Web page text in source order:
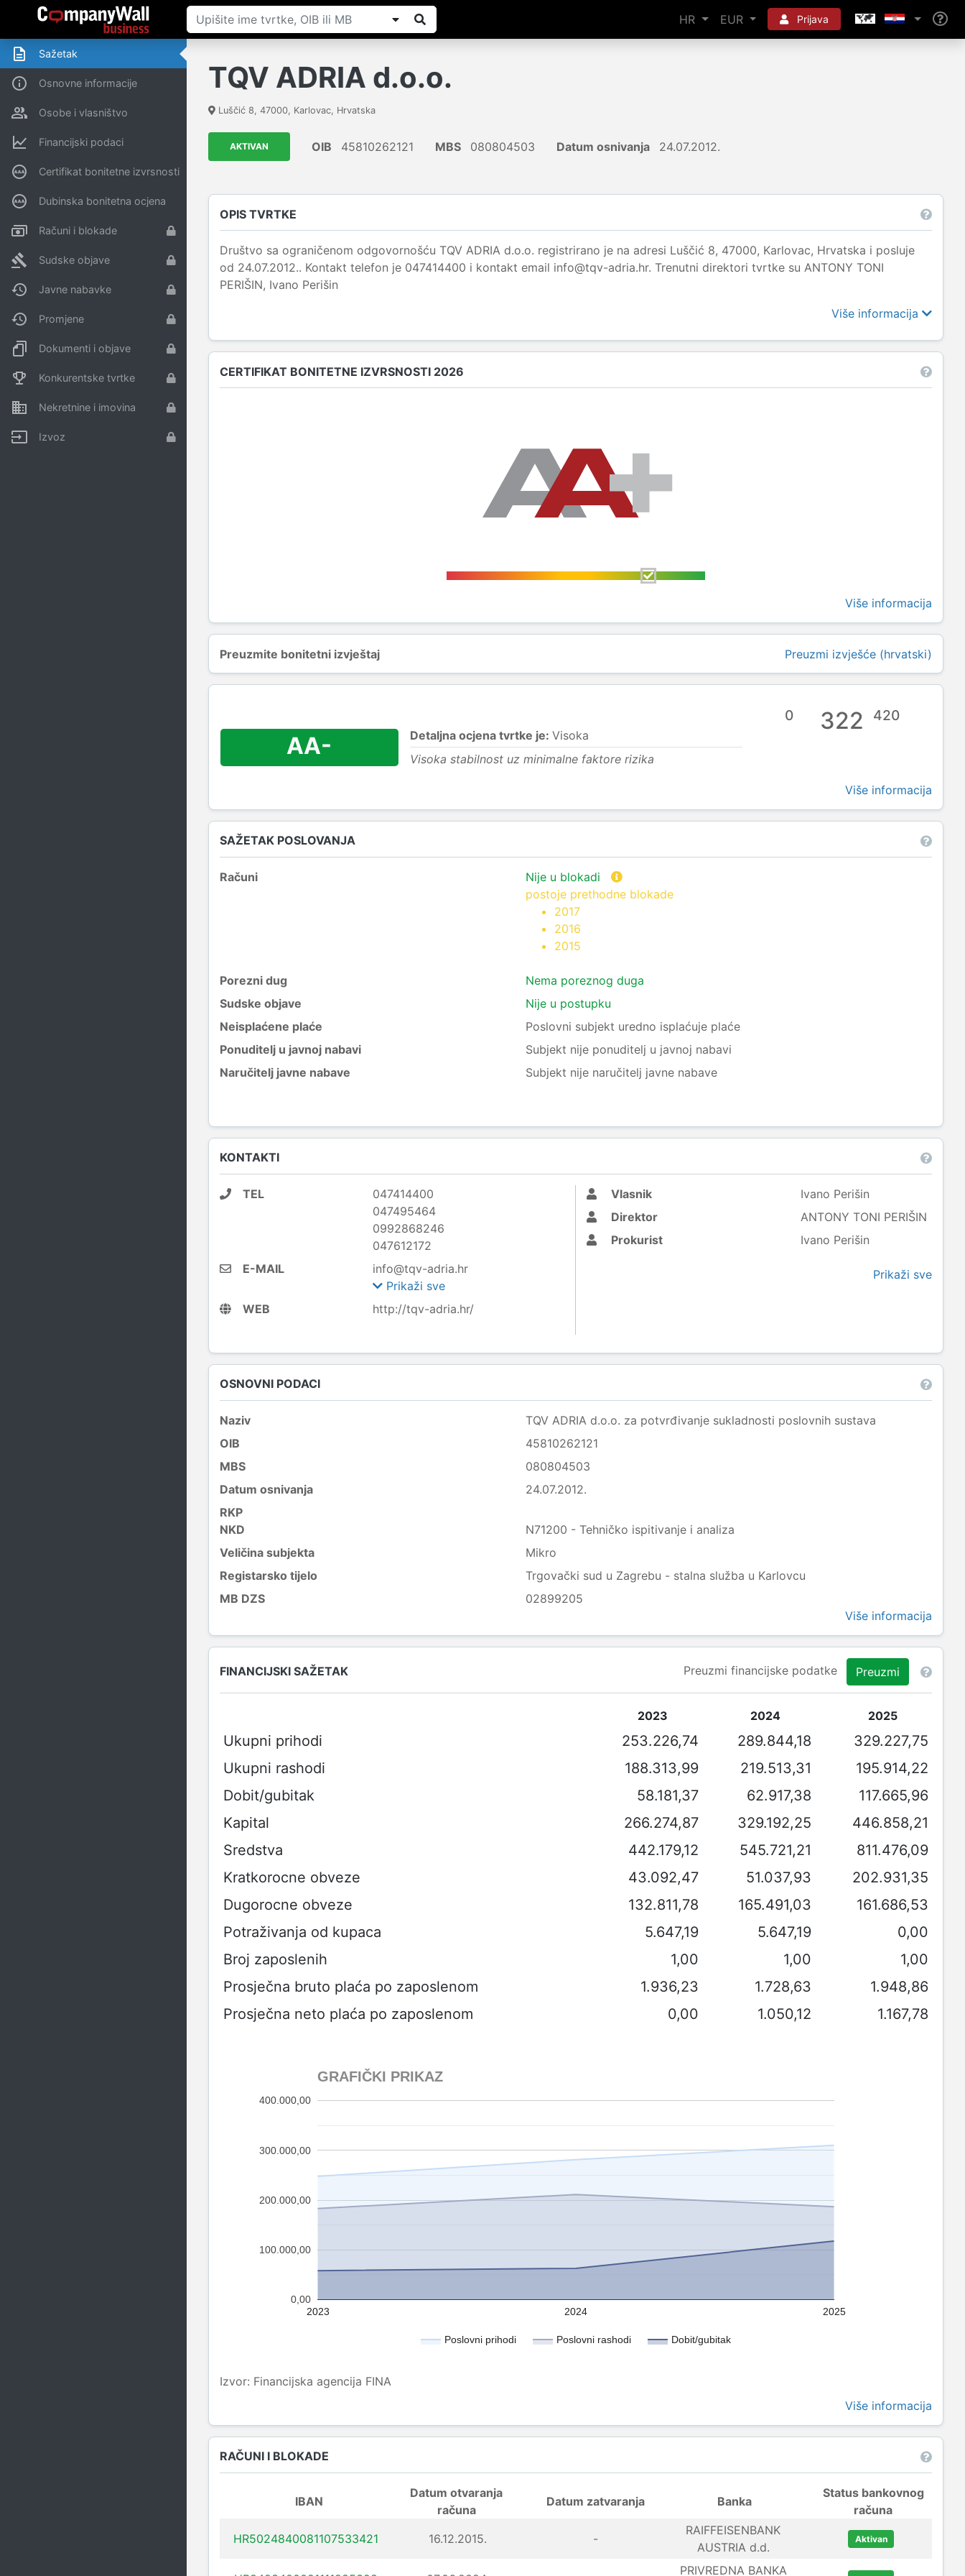
HR EUR Prijava
Sažetak
Osnovne informacije
Osobe i vlasništvo
Financijski podaci
Certifikat bonitetne izvrsnosti
Dubinska bonitetna ocjena
Računi i blokade
Sudske objave
Javne nabavke
Promjene
Dokumenti i objave
Konkurentske tvrtke
Nekretnine i imovina
Izvoz
TQV ADRIA d.o.o.
Luščić 8, 47000, Karlovac, Hrvatska
AKTIVAN OIB 45810262121 MBS 080804503 Datum osnivanja 24.07.2012.
OPIS TVRTKE
Društvo sa ograničenom odgovornošću TQV ADRIA d.o.o. registrirano je na adresi Luščić 8, 47000, Karlovac, Hrvatska i posluje
od 24.07.2012.. Kontakt telefon je 047414400 i kontakt email info@tqv-adria.hr. Trenutni direktori tvrtke su ANTONY TONI
PERIŠIN, Ivano Perišin
Više informacija
CERTIFIKAT BONITETNE IZVRSNOSTI 2026
Više informacija
Preuzmite bonitetni izvještaj Preuzmi izvješće (hrvatski)
AA- Detaljna ocjena tvrtke je: Visoka
Visoka stabilnost uz minimalne faktore rizika
0 322 420
Više informacija
SAŽETAK POSLOVANJA
Računi
Nije u blokadi
postoje prethodne blokade
2017
2016
2015
Porezni dug
Nema poreznog duga
Sudske objave
Nije u postupku
Neisplaćene plaće
Poslovni subjekt uredno isplaćuje plaće
Ponuditelj u javnoj nabavi
Subjekt nije ponuditelj u javnoj nabavi
Naručitelj javne nabave
Subjekt nije naručitelj javne nabave
KONTAKTI
TEL
047414400
047495464
0992868246
047612172
E-MAIL
info@tqv-adria.hr
Prikaži sve
WEB
http://tqv-adria.hr/
Vlasnik
Ivano Perišin
Direktor
ANTONY TONI PERIŠIN
Prokurist
Ivano Perišin
Prikaži sve
OSNOVNI PODACI
Naziv
TQV ADRIA d.o.o. za potvrđivanje sukladnosti poslovnih sustava
OIB
45810262121
MBS
080804503
Datum osnivanja
24.07.2012.
RKP
NKD
N71200 - Tehničko ispitivanje i analiza
Veličina subjekta
Mikro
Registarsko tijelo
Trgovački sud u Zagrebu - stalna služba u Karlovcu
MB DZS
02899205
Više informacija
FINANCIJSKI SAŽETAK Preuzmi financijske podatke Preuzmi
2023 2024 2025
Ukupni prihodi 253.226,74 289.844,18
329.227,75
Ukupni rashodi
188.313,99 219.513,31
195.914,22
Dobit/gubitak
58.181,37 62.917,38
117.665,96
Kapital
266.274,87 329.192,25
446.858,21
Sredstva
442.179,12 545.721,21
811.476,09
Kratkorocne obveze
43.092,47 51.037,93
202.931,35
Dugorocne obveze
132.811,78 165.491,03
161.686,53
Potraživanja od kupaca
5.647,19 5.647,19
0,00
Broj zaposlenih
1,00 1,00
1,00
Prosječna bruto plaća po zaposlenom
1.936,23 1.728,63
1.948,86
Prosječna neto plaća po zaposlenom
0,00 1.050,12 1.167,78
GRAFIČKI PRIKAZ
Poslovni prihodi Poslovni rashodi Dobit/gubitak
2023 2024 2025
0,00
100.000,00
200.000,00
300.000,00
400.000,00
Izvor: Financijska agencija FINA
Više informacija
RAČUNI I BLOKADE
IBAN
Datum otvaranja
računa
Datum zatvaranja Banka
Status bankovnog
računa
HR5024840081107533421
16.12.2015. -
RAIFFEISENBANK
AUSTRIA d.d.
Aktivan
PRIVREDNA BANKA